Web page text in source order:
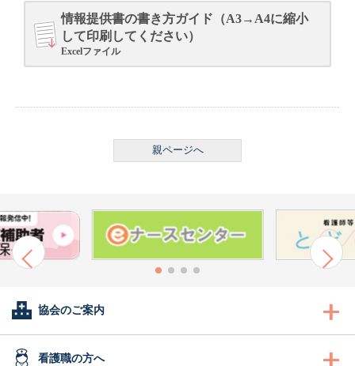
情報提供書の書き方ガイド（A3→A4に縮小
して印刷してください）
Excelファイル
親ページへ
協会のご案内
会長あいさつ
看護職の方へ